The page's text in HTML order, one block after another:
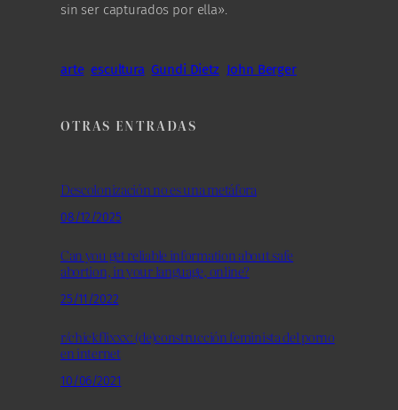
sin ser capturados por ella».
arte escultura Gundi Dietz John Berger
OTRAS ENTRADAS
Descolonización no es una metáfora
08/12/2025
Can you get reliable information about safe
abortion, in your language, online?
25/11/2022
r/chickflixxx: (de)construcción feminista del porno
en internet
10/06/2021